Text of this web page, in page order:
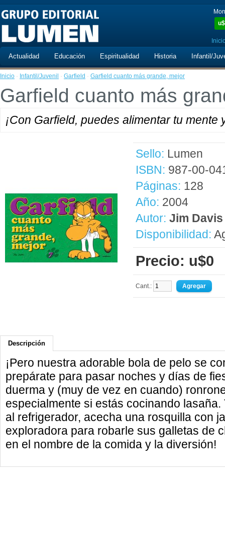
u$
Actualidad Educación Espiritualidad Historia Infantil/
Inicio · Infantil/Juvenil · Garfield · Garfield cuanto más grande, mejor
Garfield cuanto más
¡Con Garfield, puedes alimentar tu mente
Sello: Lumen
ISBN: 987-00-
Páginas: 128
Año: 2004
Autor: Jim Davis
Disponibilidad:
Precio: u$0
Cant.:
Descripción
¡Pero nuestra adorable bola de pelo se
prepárate para pasar noches y días de
duerma y (muy de vez en cuando)
especialmente si estás cocinando
al refrigerador, acecha una rosquilla con
exploradora para robarle sus galletas de
en el nombre de la comida y la diversión!